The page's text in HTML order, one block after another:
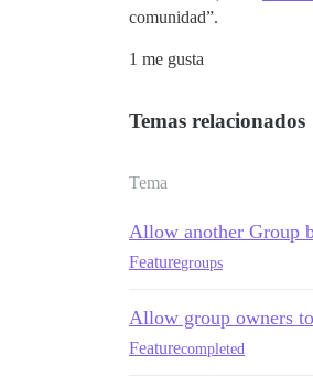
comunidad”.
1 me gusta
Temas relacionados
Tema
Allow another Group
Featuregroups
Allow group owners
Featurecompleted